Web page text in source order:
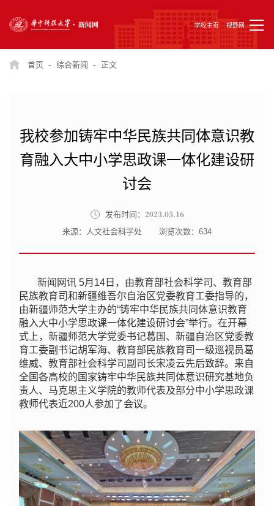
学校主页 视野网
首页 - 综合新闻 - 正文
我校参加铸牢中华民族共同体意识教
育融入大中小学思政课一体化建设研
讨会
发布时间： 2023.05.16
来源：人文社会科学处 浏览次数：634
新闻网讯 5月14日，由教育部社会科学司、教育部
民族教育司和新疆维吾尔自治区党委教育工委指导的，
由新疆师范大学主办的“铸牢中华民族共同体意识教育
融入大中小学思政课一体化建设研讨会”举行。在开幕
式上，新疆师范大学党委书记葛国、新疆自治区党委教
育工委副书记胡军海、教育部民族教育司一级巡视员葛
维威、教育部社会科学司副司长宋凌云先后致辞。来自
全国各高校的国家铸牢中华民族共同体意识研究基地负
责人、马克思主义学院的教师代表及部分中小学思政课
教师代表近200人参加了会议。